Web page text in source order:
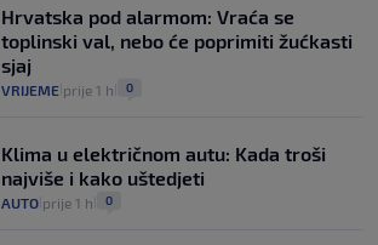
Hrvatska pod alarmom: Vraća se
toplinski val, nebo će poprimiti žućkasti
sjaj
VRIJEME prije 1 h 0
Klima u električnom autu: Kada troši
najviše i kako uštedjeti
AUTO prije 1 h 0